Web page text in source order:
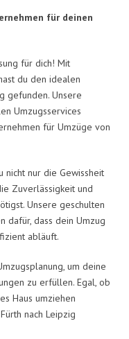
für deinen
für dich! Mit
du den idealen
gefunden. Unsere
Umzugsservices
für Umzüge von
nicht nur die Gewissheit
Zuverlässigkeit und
Unsere geschulten
dafür, dass dein Umzug
abläuft.
um deine
zu erfüllen. Egal, ob
Haus umziehen
nach Leipzig